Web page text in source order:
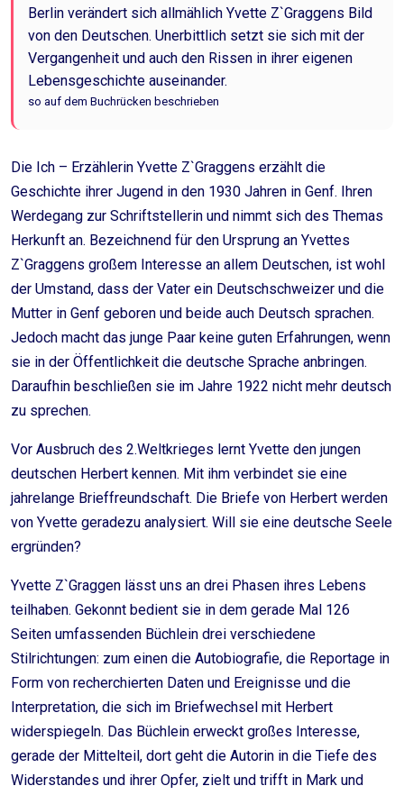
Berlin verändert sich allmählich Yvette Z`Graggens Bild
von den Deutschen. Unerbittlich setzt sie sich mit der
Vergangenheit und auch den Rissen in ihrer eigenen
Lebensgeschichte auseinander.
so auf dem Buchrücken beschrieben
Die Ich – Erzählerin Yvette Z`Graggens erzählt die
Geschichte ihrer Jugend in den 1930 Jahren in Genf. Ihren
Werdegang zur Schriftstellerin und nimmt sich des Themas
Herkunft an. Bezeichnend für den Ursprung an Yvettes
Z`Graggens großem Interesse an allem Deutschen, ist wohl
der Umstand, dass der Vater ein Deutschschweizer und die
Mutter in Genf geboren und beide auch Deutsch sprachen.
Jedoch macht das junge Paar keine guten Erfahrungen, wenn
sie in der Öffentlichkeit die deutsche Sprache anbringen.
Daraufhin beschließen sie im Jahre 1922 nicht mehr deutsch
zu sprechen.
Vor Ausbruch des 2.Weltkrieges lernt Yvette den jungen
deutschen Herbert kennen. Mit ihm verbindet sie eine
jahrelange Brieffreundschaft. Die Briefe von Herbert werden
von Yvette geradezu analysiert. Will sie eine deutsche Seele
ergründen?
Yvette Z`Graggen lässt uns an drei Phasen ihres Lebens
teilhaben. Gekonnt bedient sie in dem gerade Mal 126
Seiten umfassenden Büchlein drei verschiedene
Stilrichtungen: zum einen die Autobiografie, die Reportage in
Form von recherchierten Daten und Ereignisse und die
Interpretation, die sich im Briefwechsel mit Herbert
widerspiegeln. Das Büchlein erweckt großes Interesse,
gerade der Mittelteil, dort geht die Autorin in die Tiefe des
Widerstandes und ihrer Opfer, zielt und trifft in Mark und